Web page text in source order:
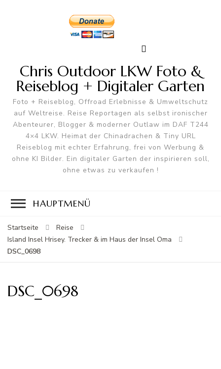
Chris Outdoor LKW Foto &
Reiseblog + Digitaler Garten
Foto + Reiseblog, Offroad Erlebnisse & Umweltschutz
auf Weltreise. Reise Reportagen als selbst ironischer
Abenteurer, Blogger & moderner Outlaw im DAF T244
4×4 LKW. Heimat der Chinadrachen & Tiny URL
Reiseblog mit echter Erfahrung, frei von Werbung &
ohne KI Bilder. Ein digitaler Garten der inspirieren soll,
ohne etwas zu verkaufen !
HAUPTMENÜ
Startseite
Reise
Island Insel Hrisey. Trecker & im Haus der Insel Oma
DSC_0698
DSC_0698